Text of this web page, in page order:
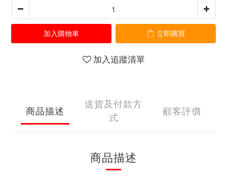
加入購物車 立即購買
加入追蹤清單
商品描述
送貨及付款方
式
顧客評價
商品描述